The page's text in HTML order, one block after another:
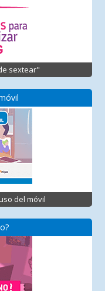
sextear"
del móvil